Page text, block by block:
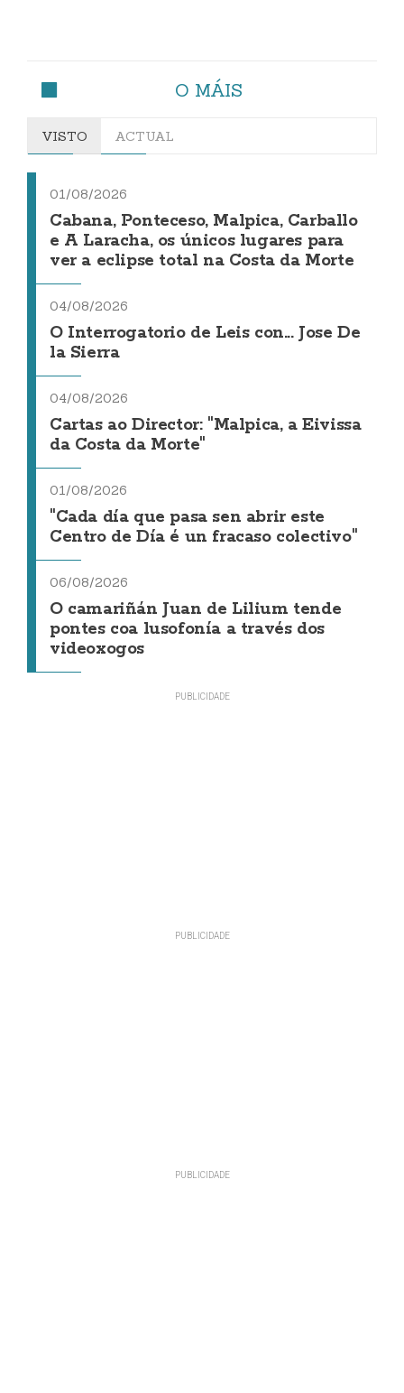
O MÁIS
VISTO ACTUAL
01/08/2026
Cabana, Ponteceso, Malpica, Carballo
e A Laracha, os únicos lugares para
ver a eclipse total na Costa da Morte
04/08/2026
O Interrogatorio de Leis con... Jose De
la Sierra
04/08/2026
Cartas ao Director: "Malpica, a Eivissa
da Costa da Morte"
01/08/2026
"Cada día que pasa sen abrir este
Centro de Día é un fracaso colectivo"
06/08/2026
O camariñán Juan de Lilium tende
pontes coa lusofonía a través dos
videoxogos